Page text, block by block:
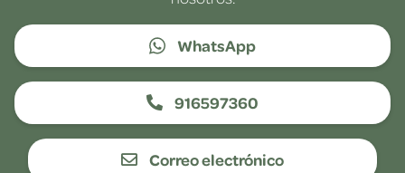
WhatsApp
916597360
Correo electrónico